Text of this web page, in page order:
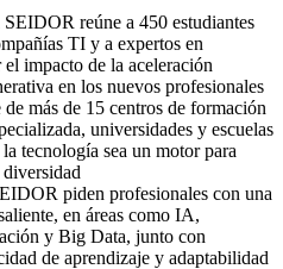
reúne a 450 estudiantes
TI y a expertos en
impacto de la aceleración
en los nuevos profesionales
más de 15 centros de formación
universidades y escuelas
tecnología sea un motor para
piden profesionales con una
en áreas como IA,
y Big Data, junto con
de aprendizaje y adaptabilidad